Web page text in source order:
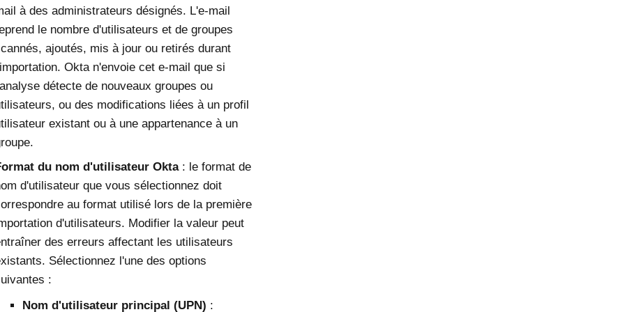
à des administrateurs désignés. L'e-mail
le nombre d'utilisateurs et de groupes
ajoutés, mis à jour ou retirés durant
Oktan'envoie cet e-mail que si
détecte de nouveaux groupes ou
ou des modifications liées à un profil
existant ou à une appartenance à un
du nom d'utilisateur Okta: le format de
d'utilisateur que vous sélectionnez doit
au format utilisé lors de la première
d'utilisateurs. Modifier la valeur peut
des erreurs affectant les utilisateurs
Sélectionnez l'une des options
:
Nom d'utilisateur principal (UPN) :